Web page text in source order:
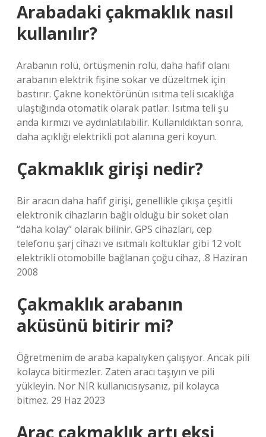
Arabadaki çakmaklık nasıl
kullanılır?
Arabanın rolü, örtüşmenin rolü, daha hafif olanı
arabanın elektrik fişine sokar ve düzeltmek için
bastırır. Çakne konektörünün ısıtma teli sıcaklığa
ulaştığında otomatik olarak patlar. Isıtma teli şu
anda kırmızı ve aydınlatılabilir. Kullanıldıktan sonra,
daha açıklığı elektrikli pot alanına geri koyun.
Çakmaklık girişi nedir?
Bir aracın daha hafif girişi, genellikle çıkışa çeşitli
elektronik cihazların bağlı olduğu bir soket olan
“daha kolay” olarak bilinir. GPS cihazları, cep
telefonu şarj cihazı ve ısıtmalı koltuklar gibi 12 volt
elektrikli otomobille bağlanan çoğu cihaz, .8 Haziran
2008
Çakmaklık arabanın
aküsünü bitirir mi?
Öğretmenim de araba kapalıyken çalışıyor. Ancak pili
kolayca bitirmezler. Zaten aracı taşıyın ve pili
yükleyin. Nor NIR kullanıcısıysanız, pil kolayca
bitmez. 29 Haz 2023
Araç çakmaklık artı eksi